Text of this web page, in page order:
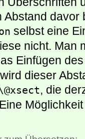
Abstand davor
selbst eine
nicht. Man
Einfügen
dieser
, die